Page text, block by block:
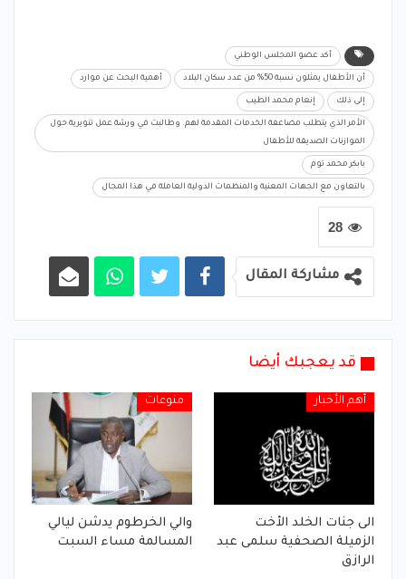
أكد عضو المجلس الوطني
أن الأطفال يمثلون نسبة 50% من عدد سكان البلاد أهمية البحث عن موارد
إلى ذلك إنعام محمد الطيب
الأمر الذي يتطلب مضاعفة الخدمات المقدمة لهم. وطالبت في ورشة عمل تنويرية حول
الموازنات الصديقة للأطفال
بابكر محمد توم
بالتعاون مع الجهات المعنية والمنظمات الدولية العاملة في هذا المجال
28
مشاركة المقال
قد يعجبك أيضا
أهم الأخبار
الى جنات الخلد الأخت
الزميلة الصحفية سلمى عبد
الرازق
منوعات
والي الخرطوم يدشن ليالي
المسالمة مساء السبت